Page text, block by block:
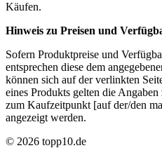
Käufen.
Hinweis zu Preisen und
Sofern Produktpreise und
entsprechen diese dem
können sich auf der verlinkten
eines Produkts gelten die
zum Kaufzeitpunkt [auf der/den
angezeigt werden.
© 2026 topp10.de